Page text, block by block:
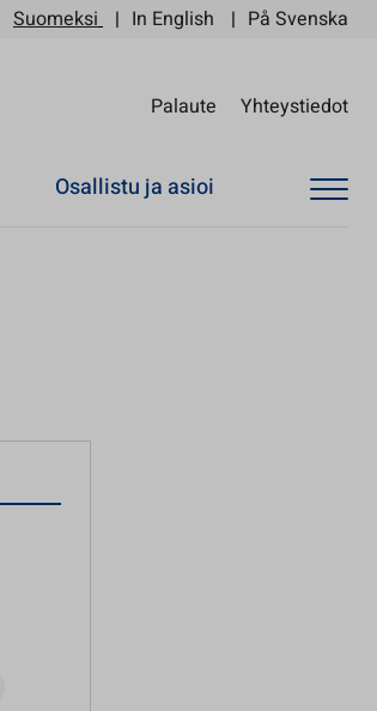
Suomeksi In English På Svenska
Palaute Yhteystiedot
Osallistu ja asioi